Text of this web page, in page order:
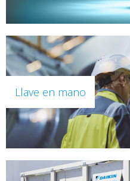
Llave en mano